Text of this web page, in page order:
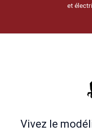
et
Vivez le